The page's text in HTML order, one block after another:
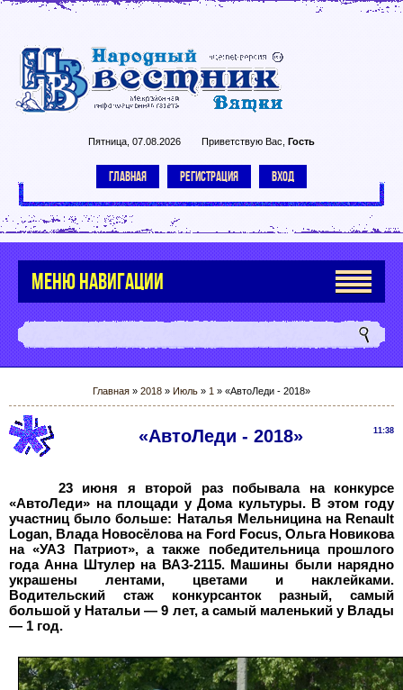
Пятница, 07.08.2026 Приветствую Вас Гость
ГЛАВНАЯ РЕГИСТРАЦИЯ ВХОД
МЕНЮ НАВИГАЦИИ
Главная » 2018 » Июль » 1 » «АвтоЛеди - 2018»
11:38
«АвтоЛеди - 2018»
23 июня я второй раз побывала на конкурсе
«АвтоЛеди» на площади у Дома культуры. В этом году
участниц было больше: Наталья Мельницина на Renault
Logan, Влада Новосёлова на Ford Focus, Ольга Новикова
на «УАЗ Патриот», а также победительница прошлого
года Анна Штулер на ВАЗ-2115. Машины были нарядно
украшены лентами, цветами и наклейками.
Водительский стаж конкурсанток разный, самый
большой у Натальи— 9 лет, а самый маленький у Влады
— 1 год.